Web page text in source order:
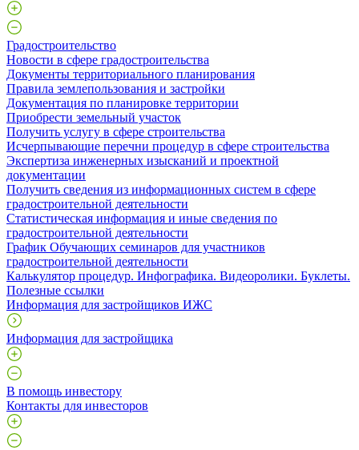
Градостроительство
Новости в сфере градостроительства
Документы территориального планирования
Правила землепользования и застройки
Документация по планировке территории
Приобрести земельный участок
Получить услугу в сфере строительства
Исчерпывающие перечни процедур в сфере строительства
Экспертиза инженерных изысканий и проектной
документации
Получить сведения из информационных систем в сфере
градостроительной деятельности
Статистическая информация и иные сведения по
градостроительной деятельности
График Обучающих семинаров для участников
градостроительной деятельности
Калькулятор процедур. Инфографика. Видеоролики. Буклеты.
Полезные ссылки
Информация для застройщиков ИЖС
Информация для застройщика
В помощь инвестору
Контакты для инвесторов